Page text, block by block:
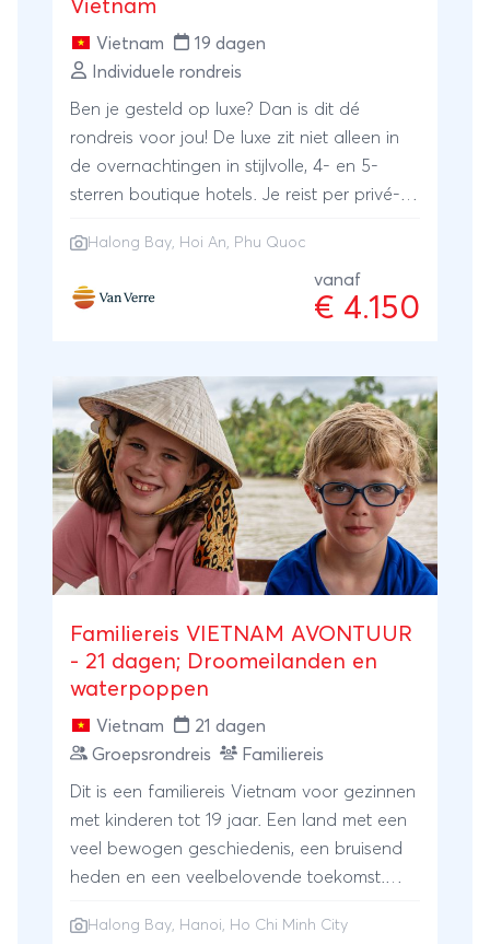
Vietnam
Vietnam
19 dagen
Individuele rondreis
Ben je gesteld op luxe? Dan is dit dé
rondreis voor jou! De luxe zit niet alleen in
de overnachtingen in stijlvolle, 4- en 5-
sterren boutique hotels. Je reist per privé-
5-sterren cruise door Halong Bay en legt
langere afstanden comfortabel af per
vliegtuig. Vrijwel dagelijks maak je een
genieten van jouw luxe resort.
Halong Bay Hoi An Phu Quoc
vanaf
€ 4.150
Familiereis VIETNAM AVONTUUR
- 21 dagen; Droomeilanden en
waterpoppen
Vietnam
21 dagen
Groepsrondreis
Familiereis
Dit is een familiereis Vietnam voor gezinnen
met kinderen tot 19 jaar. Een land met een
veel bewogen geschiedenis, een bruisend
heden en een veelbelovende toekomst.
Vietnam. Bezoek een verstilde tempel in de
Halong Bay Hanoi Ho Chi Minh City